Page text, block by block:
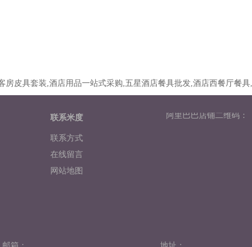
皮具套装,酒店用品一站式采购,五星酒店餐具批发,酒店西餐厅餐
联系米度
联系方式
在线留言
网站地图
阿里巴巴店铺二维码：